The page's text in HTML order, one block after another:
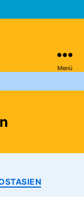
Menü